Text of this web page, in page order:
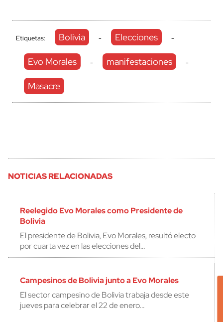
Etiquetas: Bolivia - Elecciones -
Evo Morales - manifestaciones -
Masacre
NOTICIAS RELACIONADAS
Reelegido Evo Morales como Presidente de
Bolivia
El presidente de Bolivia, Evo Morales, resultó electo
por cuarta vez en las elecciones del…
Campesinos de Bolivia junto a Evo Morales
El sector campesino de Bolivia trabaja desde este
jueves para celebrar el 22 de enero…